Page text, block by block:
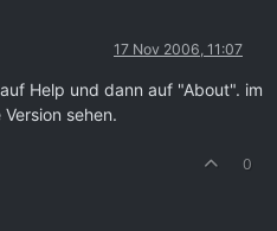
17 Nov 2006, 11:07
Help und dann auf "About". im
sehen.
0